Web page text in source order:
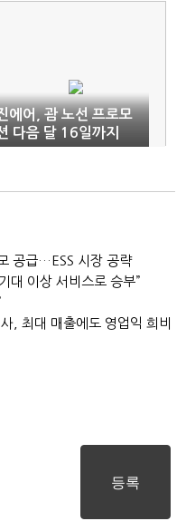
에어, 괌 노선 프로모
다음 달 16일까지
공급…ESS 시장 공략
대 이상 서비스로 승부”
, 최대 매출에도 영업익 희비